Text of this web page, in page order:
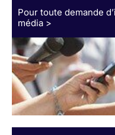
Pour toute demande
média >